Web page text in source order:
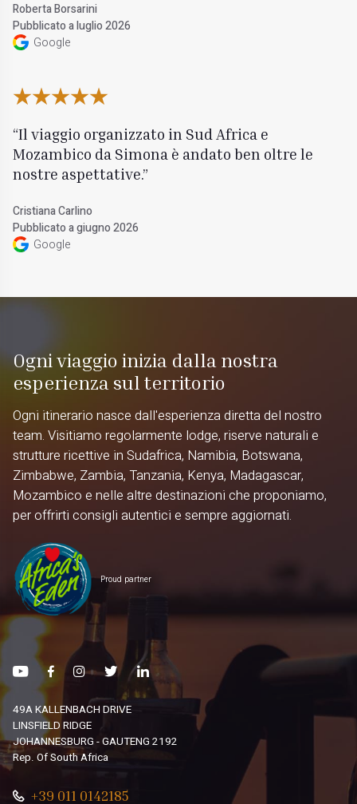
Roberta Borsarini
Pubblicato a luglio 2026
Google
Il viaggio organizzato in Sud Africa e
Mozambico da Simona è andato ben oltre le
nostre aspettative.
Cristiana Carlino
Pubblicato a giugno 2026
Google
Ogni viaggio inizia dalla nostra
esperienza sul territorio
Ogni itinerario nasce dall'esperienza diretta del nostro
team. Visitiamo regolarmente lodge, riserve naturali e
strutture ricettive in Sudafrica, Namibia, Botswana,
Zimbabwe, Zambia, Tanzania, Kenya, Madagascar,
Mozambico e nelle altre destinazioni che proponiamo,
per offrirti consigli autentici e sempre aggiornati.
Proud partner
49A KALLENBACH DRIVE
LINSFIELD RIDGE
JOHANNESBURG - GAUTENG 2192
Rep. Of South Africa
+39 011 0142185